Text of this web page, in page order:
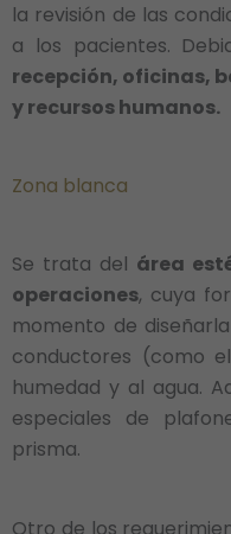
la revisión de las
a los pacientes.
recepción, oficinas,
y recursos humanos.
Zona blanca
Se trata del área
operaciones, cuya
momento de
conductores (como
humedad y al agua.
especiales de
prisma.
Otro de los